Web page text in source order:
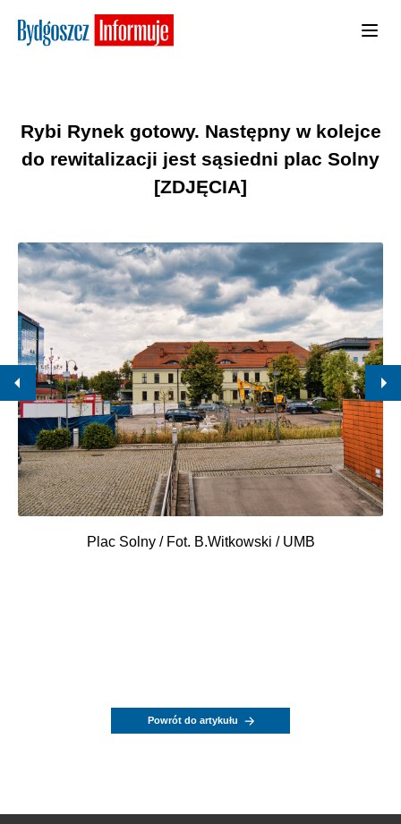
Rybi Rynek gotowy. Następny w kolejce
do rewitalizacji jest sąsiedni plac Solny
[ZDJĘCIA]
Plac Solny / Fot. B.Witkowski / UMB
Powrót do artykułu